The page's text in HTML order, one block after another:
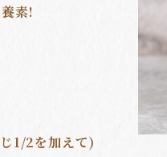
素!
1/2を加えて)